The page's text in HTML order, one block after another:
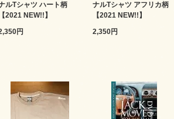
ルTシャツ ハート柄
【2021 NEW!!】
円
ナルTシャツ アフリカ柄
【2021 NEW!!】
2,350円